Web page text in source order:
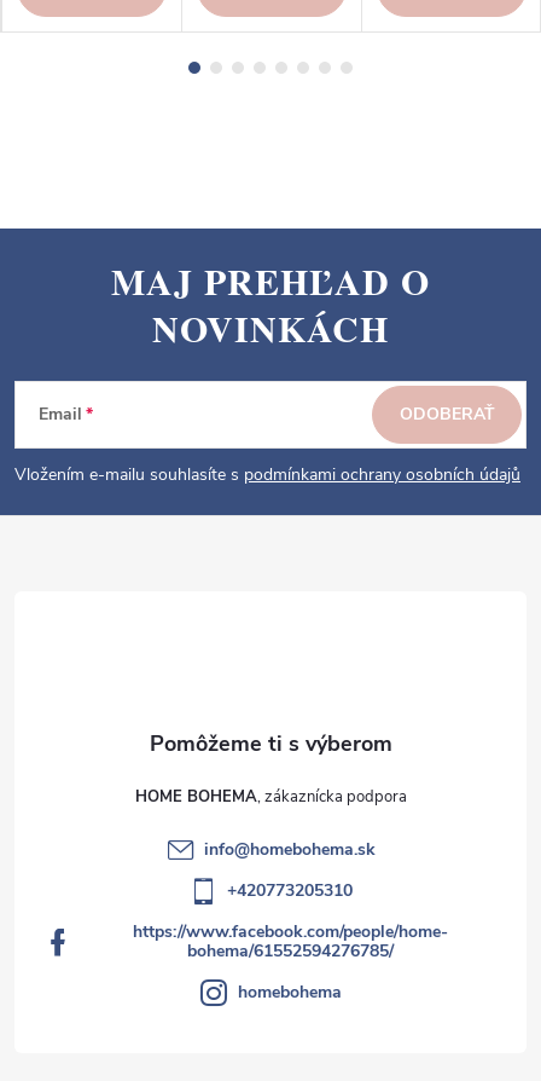
p
e
MAJ PREHĽAD O
NOVINKÁCH
Email
Vložením e-mailu souhlasíte s podmínkami ochrany osobních údajů
ODOBERAŤ
HOME BOHEMA
info@homebohema.sk
+420773205310
https://www.facebook.com/people/home-
bohema/61552594276785/
homebohema